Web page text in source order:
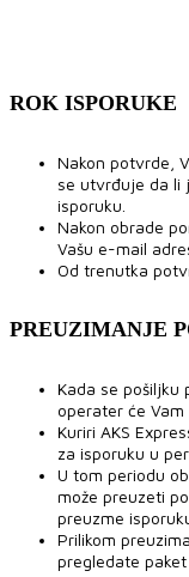
ROK ISPORUKE
Nakon potvrde,
se utvrđuje da li
isporuku.
Nakon obrade
Vašu e-mail
Od trenutka
PREUZIMANJE
Kada se pošiljku
operater će Vam
Kuriri AKS
za isporuku u
U tom periodu
može preuzeti
preuzme
Prilikom
pregledate